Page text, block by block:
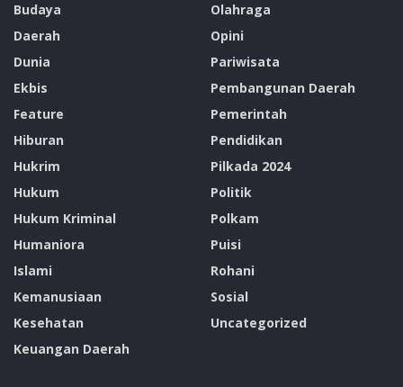
Budaya
Daerah
Dunia
Ekbis
Feature
Hiburan
Hukrim
Hukum
Hukum Kriminal
Humaniora
Islami
Kemanusiaan
Kesehatan
Keuangan Daerah
Olahraga
Opini
Pariwisata
Pembangunan Daerah
Pemerintah
Pendidikan
Pilkada 2024
Politik
Polkam
Puisi
Rohani
Sosial
Uncategorized